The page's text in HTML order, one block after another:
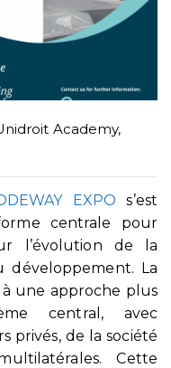
Academy,
EXPO s’est
centrale pour
l’évolution de la
développement. La
une approche plus
central, avec
privés, de la société
Cette